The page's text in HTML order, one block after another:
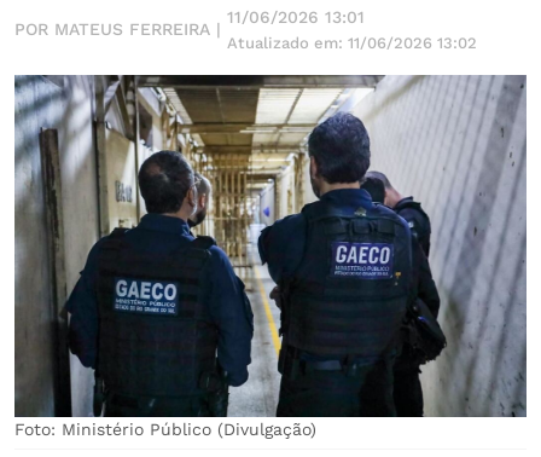
POR MATEUS FERREIRA |
11/06/2026 13:01
Atualizado em: 11/06/2026 13:02
Foto: Ministério Público (Divulgação)